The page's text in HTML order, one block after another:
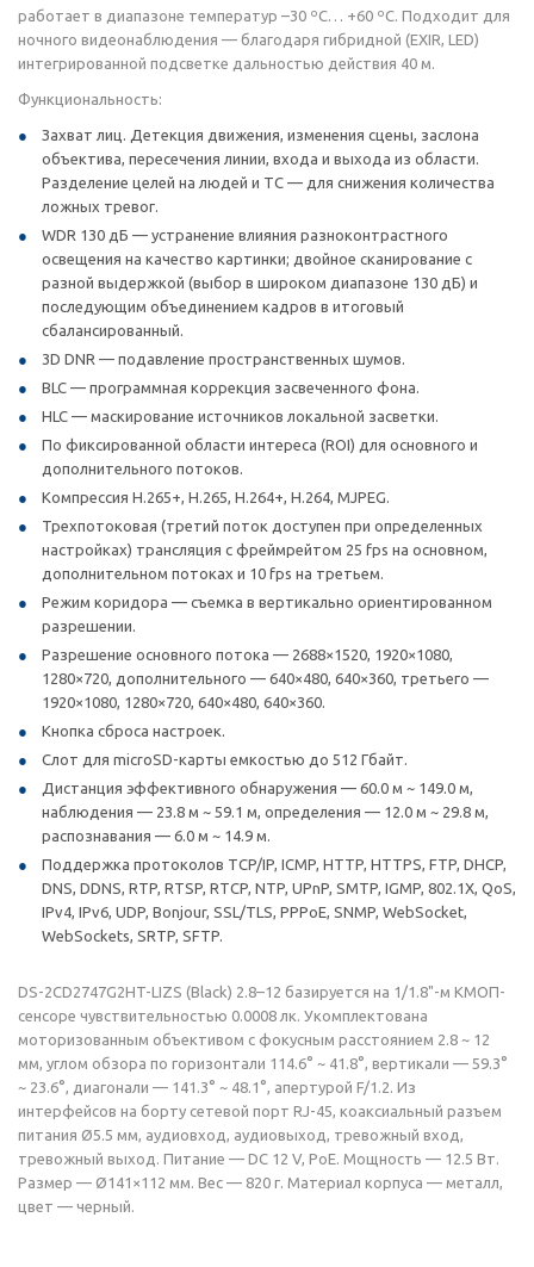
работает в диапазоне температур –30 ºC… +60 ºC. Подходит для
ночного видеонаблюдения — благодаря гибридной (EXIR, LED)
интегрированной подсветке дальностью действия 40 м.
Функциональность:
Захват лиц. Детекция движения, изменения сцены, заслона
объектива, пересечения линии, входа и выхода из области.
Разделение целей на людей и ТС — для снижения количества
ложных тревог.
WDR 130 дБ — устранение влияния разноконтрастного
освещения на качество картинки; двойное сканирование с
разной выдержкой (выбор в широком диапазоне 130 дБ) и
последующим объединением кадров в итоговый
сбалансированный.
3D DNR — подавление пространственных шумов.
BLC — программная коррекция засвеченного фона.
HLC — маскирование источников локальной засветки.
По фиксированной области интереса (ROI) для основного и
дополнительного потоков.
Компрессия H.265+, H.265, H.264+, H.264, MJPEG.
Трехпотоковая (третий поток доступен при определенных
настройках) трансляция с фреймрейтом 25 fps на основном,
дополнительном потоках и 10 fps на третьем.
Режим коридора — съемка в вертикально ориентированном
разрешении.
Разрешение основного потока — 2688×1520, 1920×1080,
1280×720, дополнительного — 640×480, 640×360, третьего —
1920×1080, 1280×720, 640×480, 640×360.
Кнопка сброса настроек.
Слот для microSD-карты емкостью до 512 Гбайт.
Дистанция эффективного обнаружения — 60.0 м ~ 149.0 м,
наблюдения — 23.8 м ~ 59.1 м, определения — 12.0 м ~ 29.8 м,
распознавания — 6.0 м ~ 14.9 м.
Поддержка протоколов TCP/IP, ICMP, HTTP, HTTPS, FTP, DHCP,
DNS, DDNS, RTP, RTSP, RTCP, NTP, UPnP, SMTP, IGMP, 802.1X, QoS,
IPv4, IPv6, UDP, Bonjour, SSL/TLS, PPPoE, SNMP, WebSocket,
WebSockets, SRTP, SFTP.
DS-2CD2747G2HT-LIZS (Black) 2.8–12 базируется на 1/1.8"-м КМОП-
сенсоре чувствительностью 0.0008 лк. Укомплектована
моторизованным объективом с фокусным расстоянием 2.8 ~ 12
мм, углом обзора по горизонтали 114.6° ~ 41.8°, вертикали — 59.3°
~ 23.6°, диагонали — 141.3° ~ 48.1°, апертурой F/1.2. Из
интерфейсов на борту сетевой порт RJ-45, коаксиальный разъем
питания Ø5.5 мм, аудиовход, аудиовыход, тревожный вход,
тревожный выход. Питание — DC 12 V, PoE. Мощность — 12.5 Вт.
Размер — Ø141×112 мм. Вес — 820 г. Материал корпуса — металл,
цвет — черный.